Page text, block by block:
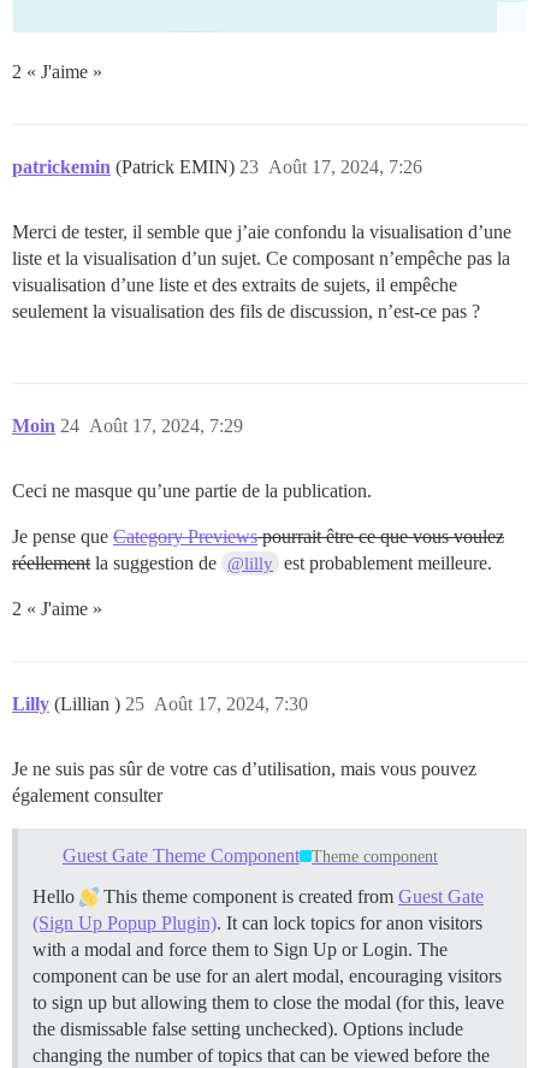
2 « J'aime »
patrickemin (Patrick EMIN) Août 17, 2024, 7:26
23
Merci de tester, il semble que j’aie confondu la visualisation d’une
liste et la visualisation d’un sujet. Ce composant n’empêche pas la
visualisation d’une liste et des extraits de sujets, il empêche
seulement la visualisation des fils de discussion, n’est-ce pas ?
Moin Août 17, 2024, 7:29
24
Ceci ne masque qu’une partie de la publication.
Je pense que Category Previewspourrait être ce que vous voulez
réellement la suggestion de @lilly est probablement meilleure.
2 « J'aime »
Lilly (Lillian ) Août 17, 2024, 7:30
25
Je ne suis pas sûr de votre cas d’utilisation, mais vous pouvez
également consulter
Guest Gate Theme Component Theme component
Hello This theme component is created from Guest Gate
(Sign Up Popup Plugin). It can lock topics for anon visitors
with a modal and force them to Sign Up or Login. The
component can be use for an alert modal, encouraging visitors
to sign up but allowing them to close the modal (for this, leave
the dismissable false setting unchecked). Options include
changing the number of topics that can be viewed before the